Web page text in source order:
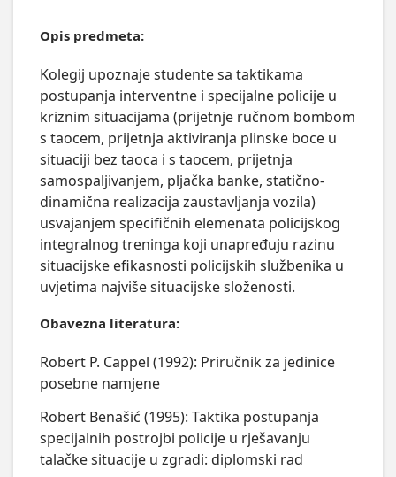
Opis predmeta:
Kolegij upoznaje studente sa taktikama
postupanja interventne i specijalne policije u
kriznim situacijama (prijetnje ručnom bombom
s taocem, prijetnja aktiviranja plinske boce u
situaciji bez taoca i s taocem, prijetnja
samospaljivanjem, pljačka banke, statično-
dinamična realizacija zaustavljanja vozila)
usvajanjem specifičnih elemenata policijskog
integralnog treninga koji unapređuju razinu
situacijske efikasnosti policijskih službenika u
uvjetima najviše situacijske složenosti.
Obavezna literatura:
Robert P. Cappel (1992): Priručnik za jedinice
posebne namjene
Robert Benašić (1995): Taktika postupanja
specijalnih postrojbi policije u rješavanju
talačke situacije u zgradi: diplomski rad